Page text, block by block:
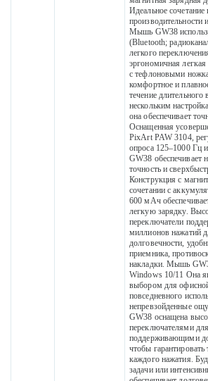
Идеальное
производительности
Мышь GW38
(Bluetooth;
легкого
эргономичная
с тефлоновыми
комфортное и
течение длительного
нескольким
она обеспечивает
Оснащенная
PixArt PAW 3104,
опроса 125–1000 Гц
GW38 обеспечивает
точность и
Конструкция с
сочетании с
600 мАч
легкую зарядку.
переключатели
миллионов нажатий
долговечности,
приемника,
накладки. Мышь
Windows 10/11 Она
выбором для
повседневного
непревзойденные
GW38 оснащена
переключателями
поддерживающими
чтобы гарантировать
каждого нажатия.
задачи или